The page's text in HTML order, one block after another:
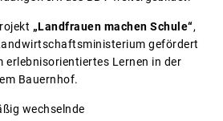
„Landfrauen machen Schule“,
gefördert
erlebnisorientiertes Lernen in der
Bauernhof.
wechselnde